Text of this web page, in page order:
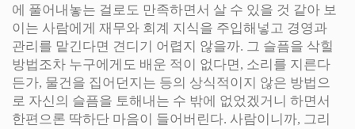
에 풀어내놓는 걸로도 만족하면서 살 수 있을 것 같아 보
이는 사람에게 재무와 회계 지식을 주입해넣고 경영과
관리를 맡긴다면 견디기 어렵지 않을까. 그 슬픔을 삭힐
방법조차 누구에게도 배운 적이 없다면, 소리를 지른다
든가, 물건을 집어던지는 등의 상식적이지 않은 방법으
로 자신의 슬픔을 토해내는 수 밖에 없었겠거니 하면서
한편으론 딱하단 마음이 들어버린다. 사람이니까, 그리